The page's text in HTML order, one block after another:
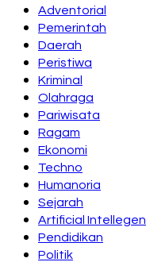
Adventorial
Pemerintah
Daerah
Peristiwa
Kriminal
Olahraga
Pariwisata
Ragam
Ekonomi
Techno
Humanoria
Sejarah
Artificial Intellegen
Pendidikan
Politik